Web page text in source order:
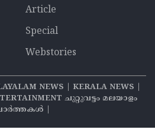
Article
Special
Webstories
NEWS | KERALA NEWS |
ചുറ്റുവട്ടം മലയാളം
|